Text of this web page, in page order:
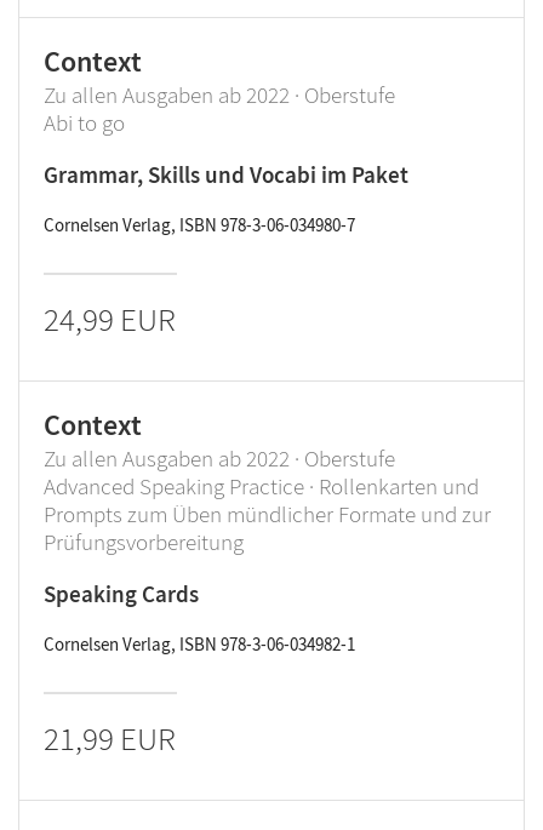
Context
Zu allen Ausgaben ab 2022 · Oberstufe
Abi to go
Grammar, Skills und Vocabi im Paket
Cornelsen Verlag, ISBN 978-3-06-034980-7
24,99 EUR
Context
Zu allen Ausgaben ab 2022 · Oberstufe
Advanced Speaking Practice · Rollenkarten und
Prompts zum Üben mündlicher Formate und zur
Prüfungsvorbereitung
Speaking Cards
Cornelsen Verlag, ISBN 978-3-06-034982-1
21,99 EUR